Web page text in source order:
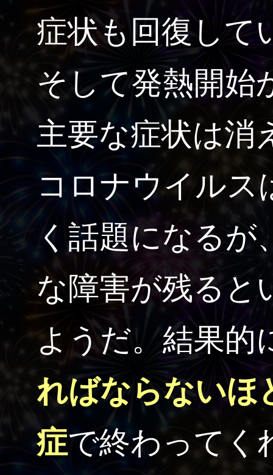
症状も回復して
そして発熱開始
主要な症状は消
コロナウイルス
く話題になるが
な障害が残ると
ようだ。結果的
ればならないほ
症で終わってく